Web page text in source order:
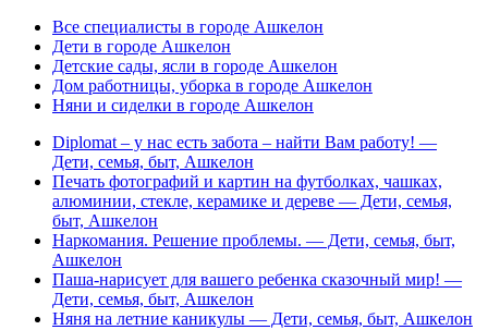
Все специалисты в городе Ашкелон
Дети в городе Ашкелон
Детские сады, ясли в городе Ашкелон
Дом работницы, уборка в городе Ашкелон
Няни и сиделки в городе Ашкелон
Diplomat – у нас есть забота – найти Вам работу! —
Дети, семья, быт, Ашкелон
Печать фотографий и картин на футболках, чашках,
алюминии, стекле, керамике и дереве — Дети, семья,
быт, Ашкелон
Наркомания. Решение проблемы. — Дети, семья, быт,
Ашкелон
Паша-нарисует для вашего ребенка сказочный мир! —
Дети, семья, быт, Ашкелон
Няня на летние каникулы — Дети, семья, быт, Ашкелон